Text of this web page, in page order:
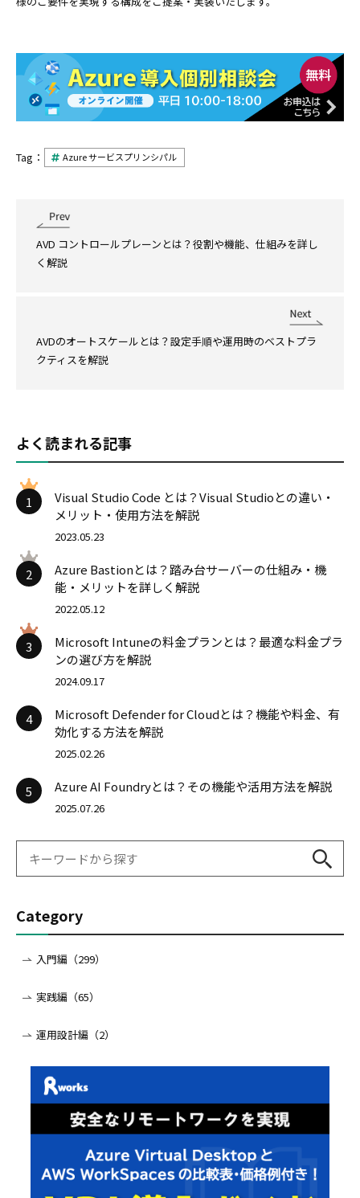
Tag： Azure サービスプリンシパル
AVD コントロールプレーンとは？役割や機能、仕組みを詳し
く解説
AVDのオートスケールとは？設定手順や運用時のベストプラ
クティスを解説
よく読まれる記事
1
Visual Studio Code とは？Visual Studioとの違い・
メリット・使用方法を解説
2023.05.23
2
Azure Bastionとは？踏み台サーバーの仕組み・機
能・メリットを詳しく解説
2022.05.12
3
Microsoft Intuneの料金プランとは？最適な料金プラ
ンの選び方を解説
2024.09.17
4
Microsoft Defender for Cloudとは？機能や料金、有
効化する方法を解説
2025.02.26
5 Azure AI Foundryとは？その機能や活用方法を解説
2025.07.26
Category
入門編（299）
実践編（65）
運用設計編（2）